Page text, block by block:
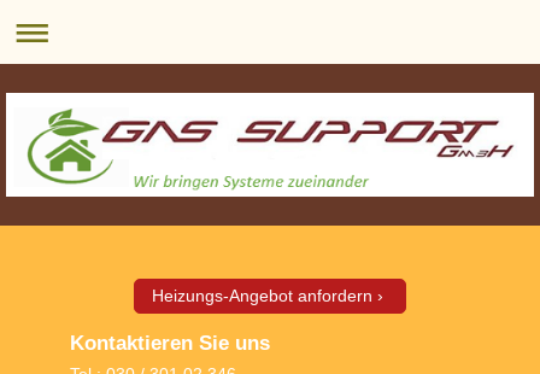
Heizungs-Angebot anfordern
Kontaktieren Sie uns